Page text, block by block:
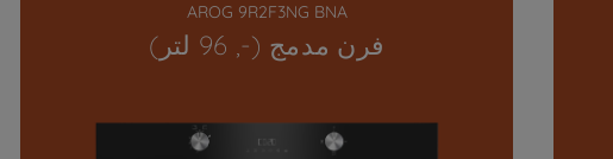
AROG 9R2F3NG BNA
فرن مدمج (-, 96 لتر)